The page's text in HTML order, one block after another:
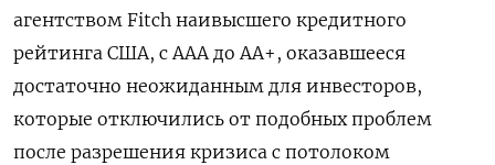
агентством Fitch наивысшего кредитного
рейтинга США, с ААА до АА+, оказавшееся
достаточно неожиданным для инвесторов,
которые отключились от подобных проблем
после разрешения кризиса с потолоком